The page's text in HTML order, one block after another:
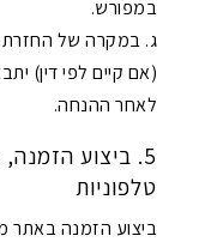
במפורש.
ג. במקרה של החזרת
(אם קיים לפי דין)
לאחר ההנחה.
5. ביצוע
טלפוניות
ביצוע הזמנה באתר